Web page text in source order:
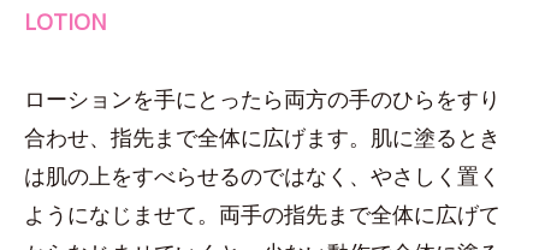
LOTION
ローションを手にとったら両方の手のひらをすり
合わせ、指先まで全体に広げます。肌に塗るとき
は肌の上をすべらせるのではなく、やさしく置く
ようになじませて。両手の指先まで全体に広げて